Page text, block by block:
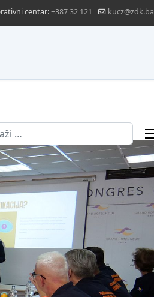
centar:+387 32 121 kucz@zdk.ba